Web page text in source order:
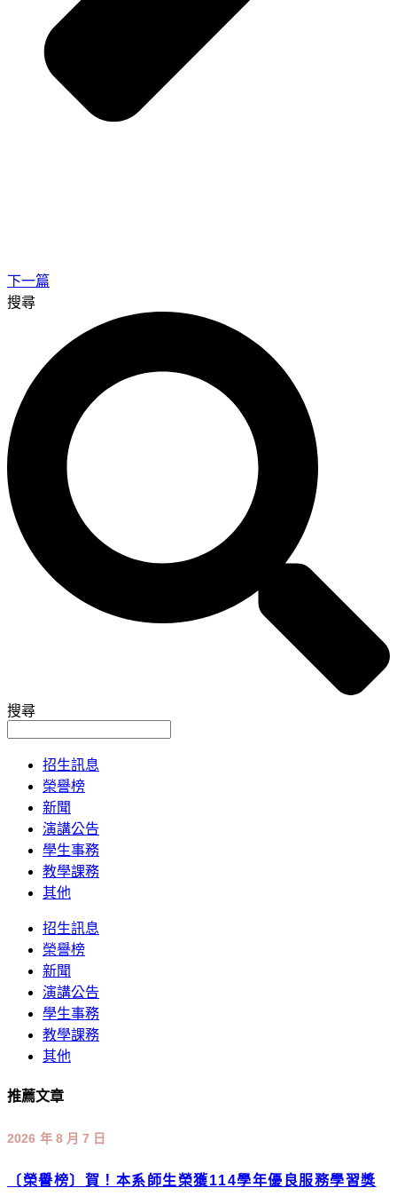
下一篇
搜尋
搜尋
招生訊息
榮譽榜
新聞
演講公告
學生事務
教學課務
其他
招生訊息
榮譽榜
新聞
演講公告
學生事務
教學課務
其他
推薦文章
2026 年 8 月 7 日
〔榮譽榜〕賀！本系師生榮獲114學年優良服務學習獎